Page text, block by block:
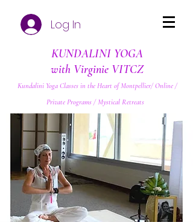
Log In
KUNDALINI YOGA
with Virginie VITCZ
Kundalini Yoga Classes in the Heart of Montpellier/ Online /
Private Programs / Mystical Retreats